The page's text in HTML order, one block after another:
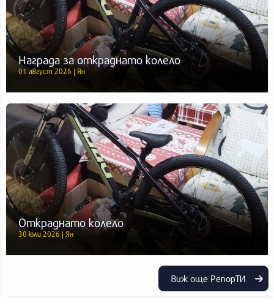
Награда за откраднато колело
01 август 2026 | Ян
Откраднато колело
30 юли 2026 | Ян
Виж още РепорТИ